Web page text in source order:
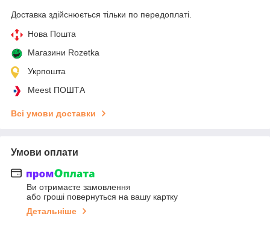
Доставка здійснюється тільки по передоплаті.
Нова Пошта
Магазини Rozetka
Укрпошта
Meest ПОШТА
Всі умови доставки
Умови оплати
Ви отримаєте замовлення
або гроші повернуться на вашу картку
Детальніше